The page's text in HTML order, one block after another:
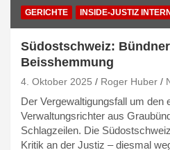
GERICHTE INSIDE-JUSTIZ
Südostschweiz:
Beisshemmung
4. Oktober 2025 Roger Huber
Der Vergewaltigungsfall um den
Verwaltungsrichter aus
Schlagzeilen. Die
Kritik an der Justiz – diesmal